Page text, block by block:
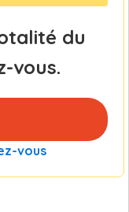
du
vous.
vous